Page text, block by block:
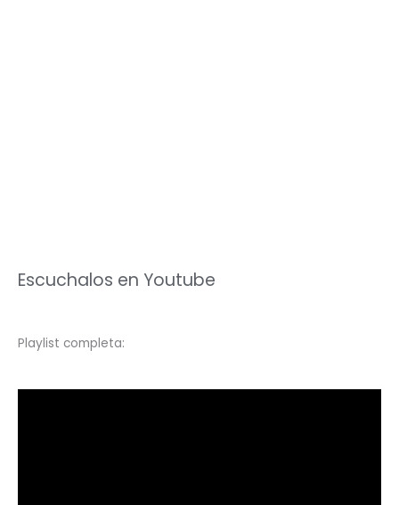
Escuchalos en Youtube
Playlist completa: